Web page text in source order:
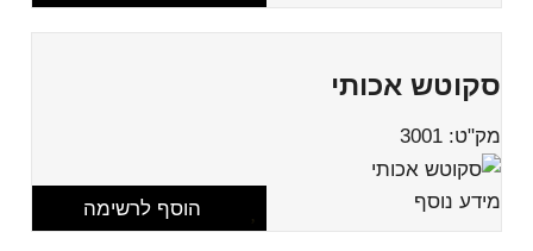
סקוטש אכותי
מק"ט: 3001
מידע נוסף הוסף לרשימה